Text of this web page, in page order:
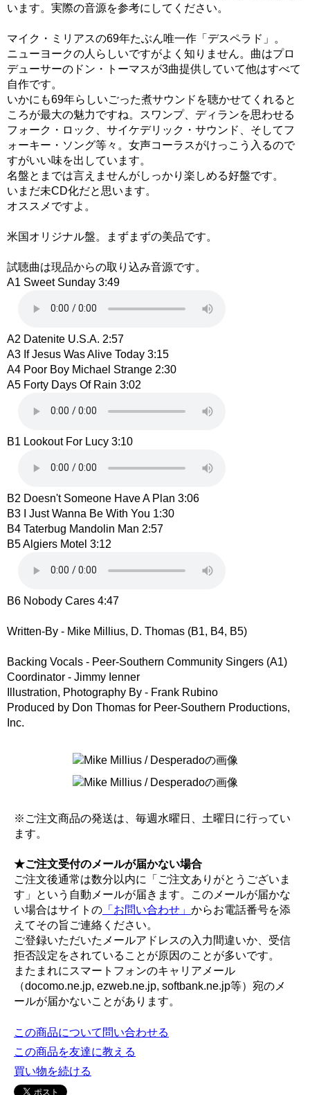
います。実際の音源を参考にしてください。
マイク・ミリアスの69年たぶん唯一作「デスペラド」。
ニューヨークの人らしいですがよく知りません。曲はプロ
デューサーのドン・トーマスが3曲提供していて他はすべて
自作です。
いかにも69年らしいごった煮サウンドを聴かせてくれると
ころが最大の魅力ですね。スワンプ、ディランを思わせる
フォーク・ロック、サイケデリック・サウンド、そしてフ
ォーキー・ソング等々。女声コーラスがけっこう入るので
すがいい味を出しています。
名盤とまでは言えませんがしっかり楽しめる好盤です。
いまだ未CD化だと思います。
オススメですよ。
米国オリジナル盤。まずまずの美品です。
試聴曲は現品からの取り込み音源です。
A1 Sweet Sunday 3:49
A2 Datenite U.S.A. 2:57
A3 If Jesus Was Alive Today 3:15
A4 Poor Boy Michael Strange 2:30
A5 Forty Days Of Rain 3:02
B1 Lookout For Lucy 3:10
B2 Doesn't Someone Have A Plan 3:06
B3 I Just Wanna Be With You 1:30
B4 Taterbug Mandolin Man 2:57
B5 Algiers Motel 3:12
B6 Nobody Cares 4:47
Written-By - Mike Millius, D. Thomas (B1, B4, B5)
Backing Vocals - Peer-Southern Community Singers (A1)
Coordinator - Jimmy Ienner
Illustration, Photography By - Frank Rubino
Produced by Don Thomas for Peer-Southern Productions,
Inc.
※ご注文商品の発送は、毎週水曜日、土曜日に行ってい
ます。
★ご注文受付のメールが届かない場合
ご注文後通常は数分以内に「ご注文ありがとうございま
す」という自動メールが届きます。このメールが届かな
い場合はサイトの 「お問い合わせ」 からお電話番号を添
えてその旨ご連絡ください。
ご登録いただいたメールアドレスの入力間違いか、受信
拒否設定をされていることが原因のことが多いです。
またまれにスマートフォンのキャリアメール
（docomo.ne.jp, ezweb.ne.jp, softbank.ne.jp等）宛のメ
ールが届かないことがあります。
この商品について問い合わせる
この商品を友達に教える
買い物を続ける